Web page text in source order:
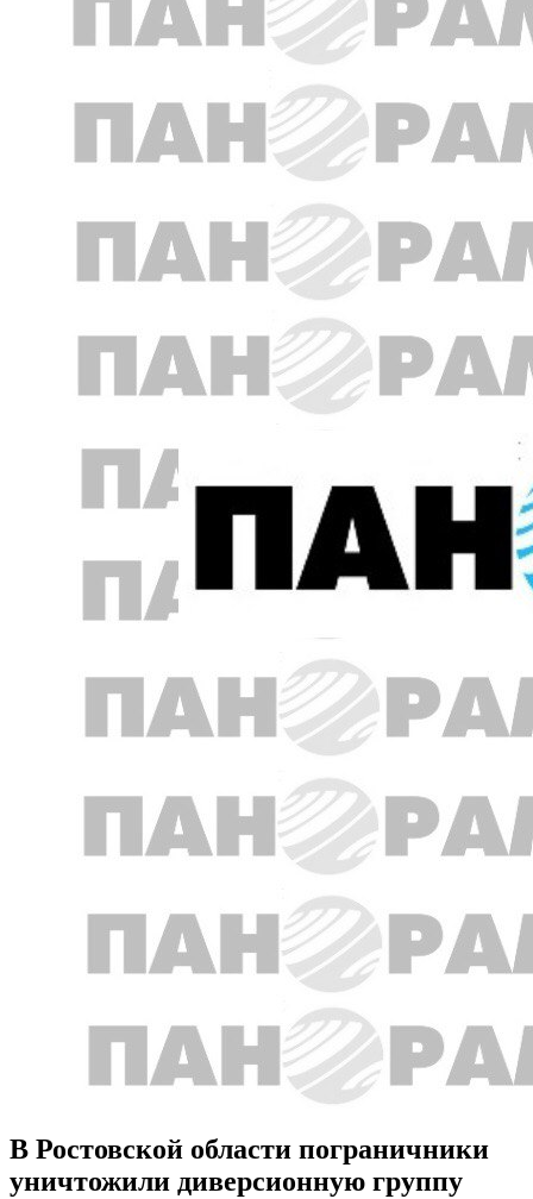
В Ростовской области пограничники
уничтожили диверсионную группу